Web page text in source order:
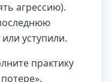
агрессию).
уступили.
практику